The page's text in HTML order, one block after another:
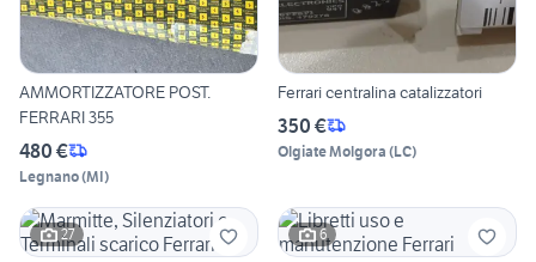
AMMORTIZZATORE POST.
FERRARI 355
480 €
Legnano(MI)
Ferrari centralina catalizzatori
350 €
Olgiate Molgora (LC)
27 6